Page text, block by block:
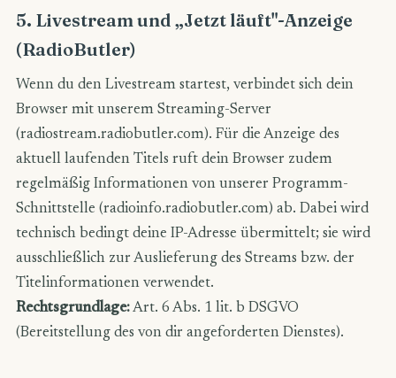
5. Livestream und „Jetzt läuft"-Anzeige
(RadioButler)
Wenn du den Livestream startest, verbindet sich dein
Browser mit unserem Streaming-Server
(radiostream.radiobutler.com). Für die Anzeige des
aktuell laufenden Titels ruft dein Browser zudem
regelmäßig Informationen von unserer Programm-
Schnittstelle (radioinfo.radiobutler.com) ab. Dabei wird
technisch bedingt deine IP-Adresse übermittelt; sie wird
ausschließlich zur Auslieferung des Streams bzw. der
Titelinformationen verwendet.
Rechtsgrundlage:Art. 6 Abs. 1 lit. b DSGVO
(Bereitstellung des von dir angeforderten Dienstes).